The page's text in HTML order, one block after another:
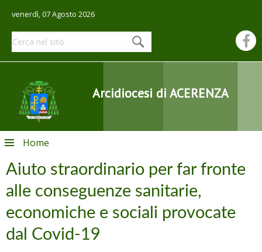
venerdì, 07 Agosto 2026
Arcidiocesi di ACERENZA
Skip
content
Home
Aiuto straordinario per far fronte
alle conseguenze sanitarie,
economiche e sociali provocate
dal Covid-19